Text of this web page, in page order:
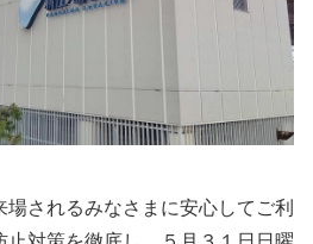
されるみなさまに安心してご利